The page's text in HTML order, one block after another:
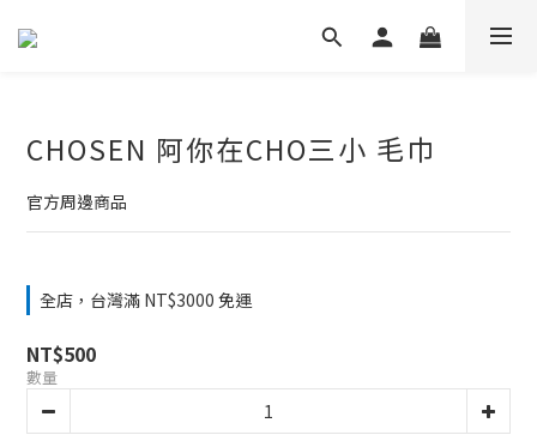
CHOSEN 阿你在CHO三小 毛巾
官方周邊商品
全店，台灣滿 NT$3000 免運
NT$500
數量